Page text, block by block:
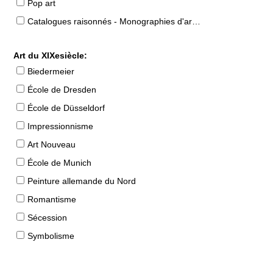
Pop art
Catalogues raisonnés - Monographies d'artistes
Art du XIXesiècle:
Biedermeier
École de Dresden
École de Düsseldorf
Impressionnisme
Art Nouveau
École de Munich
Peinture allemande du Nord
Romantisme
Sécession
Symbolisme